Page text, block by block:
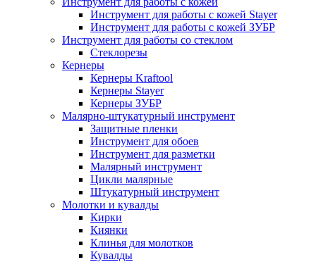
Инструмент для работы с кожей Stayer
Инструмент для работы с кожей ЗУБР
Инструмент для работы со стеклом
Стеклорезы
Кернеры
Кернеры Kraftool
Кернеры Stayer
Кернеры ЗУБР
Малярно-штукатурный инструмент
Защитные пленки
Инструмент для обоев
Инструмент для разметки
Малярный инструмент
Цикли малярные
Штукатурный инструмент
Молотки и кувалды
Кирки
Киянки
Клинья для молотков
Кувалды